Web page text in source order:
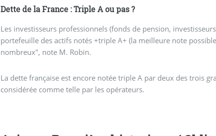
Dette de la France : Triple A ou pas ?
Les investisseurs professionnels (fonds de pension,
portefeuille des actifs notés +triple A+ (la meilleure note
nombreux", note M. Robin.
La dette française est encore notée triple A par deux des trois
considérée comme telle par les opérateurs.